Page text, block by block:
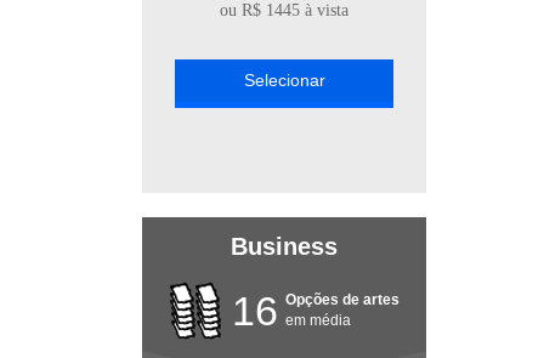
ou R$ 1445 à vista
Business
16 Opções de artes
em média